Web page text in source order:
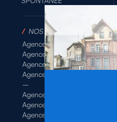
/ NOS AGENCES
Agence de Rennes Industrie
Agence de Rennes Généraliste
Agence de Rennes BTP
Agence de Rennes Tertiaire
–
Agence de Brest
Agence de Dinan
Agence de Lamballe